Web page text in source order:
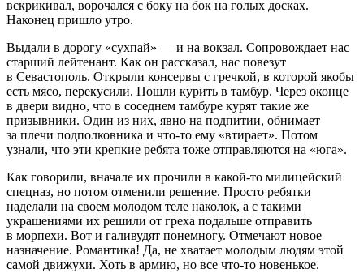
вскрикивал, ворочался с боку на бок на голых досках.
Наконец пришло утро.
Выдали в дорогу «сухпай» — и на вокзал. Сопровождает нас
старший лейтенант. Как он рассказал, нас повезут
в Севастополь. Открыли консервы с гречкой, в которой якобы
есть мясо, перекусили. Пошли курить в тамбур. Через оконце
в двери видно, что в соседнем тамбуре курят такие же
призывники. Один из них, явно на подпитии, обнимает
за плечи подполковника и что-то ему «втирает». Потом
узнали, что эти крепкие ребята тоже отправляются на «юга».
Как говорили, вначале их прочили в какой-то милицейский
спецназ, но потом отменили решение. Просто ребятки
наделали на своем молодом теле наколок, а с такими
украшениями их решили от греха подальше отправить
в морпехи. Вот и галивудят понемногу. Отмечают новое
назначение. Романтика! Да, не хватает молодым людям этой
самой движухи. Хоть в армию, но все что-то новенькое.